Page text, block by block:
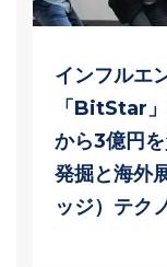
インフルエ
「BitStar
から3億円
発掘と海外
ッジ）テク